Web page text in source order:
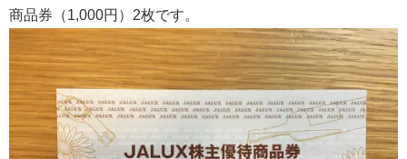
商品券（1,000円）2枚です。